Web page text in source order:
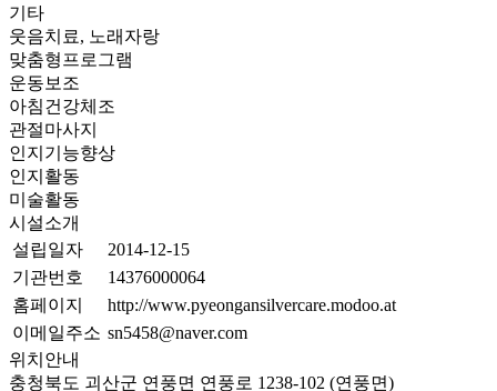
기타
웃음치료, 노래자랑
맞춤형프로그램
운동보조
아침건강체조
관절마사지
인지기능향상
인지활동
미술활동
시설소개
설립일자
2014-12-15
기관번호
14376000064
홈페이지
http://www.pyeongansilvercare.modoo.at
이메일주소 sn5458@naver.com
위치안내
충청북도 괴산군 연풍면 연풍로 1238-102 (연풍면)